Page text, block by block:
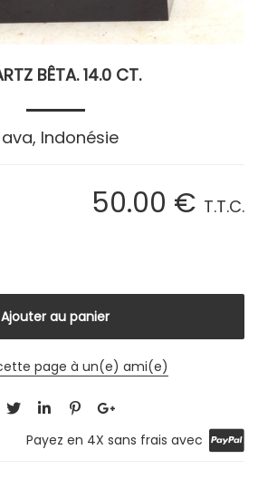
BÊTA. 14.0 CT.
Indonésie
50.00 € T.T.C.
page à un(e) ami(e)
Payez en 4X sans frais avec